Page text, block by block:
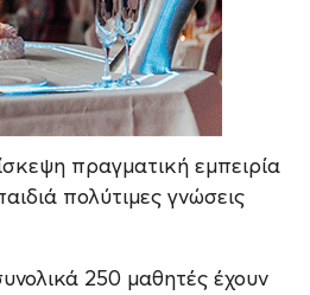
πραγματική εμπειρία
πολύτιμες γνώσεις
250 μαθητές έχουν